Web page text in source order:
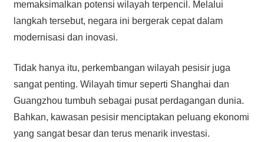
memaksimalkan potensi wilayah terpencil. Melalui
langkah tersebut, negara ini bergerak cepat dalam
modernisasi dan inovasi.
Tidak hanya itu, perkembangan wilayah pesisir juga
sangat penting. Wilayah timur seperti Shanghai dan
Guangzhou tumbuh sebagai pusat perdagangan dunia.
Bahkan, kawasan pesisir menciptakan peluang ekonomi
yang sangat besar dan terus menarik investasi.